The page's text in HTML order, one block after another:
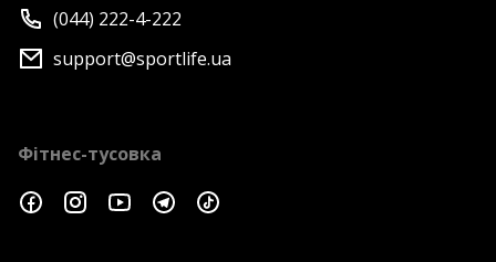
(044) 222-4-222
support@sportlife.ua
Фітнес-тусовка